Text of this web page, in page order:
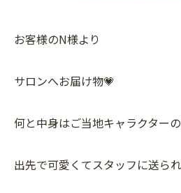
お客様のN様より
サロンへお届け物💗
何と中身はご当地キャラクター
出先で可愛くてスタッフに送ら